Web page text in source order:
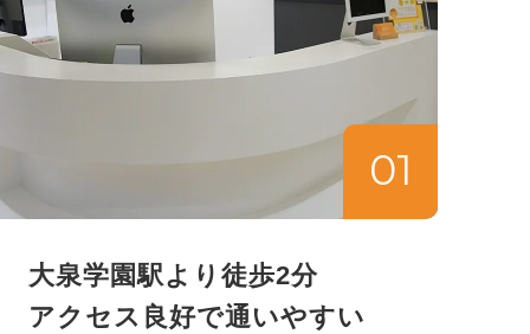
01
大泉学園駅より徒歩2分
アクセス良好で通いやすい